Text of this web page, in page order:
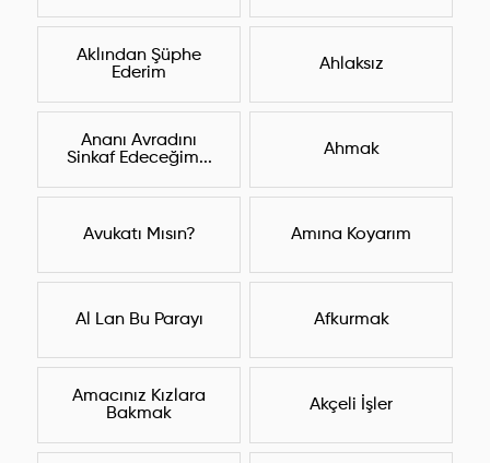
Aklından Şüphe
Ederim
Ahlaksız
Ananı Avradını
Sinkaf Edeceğim...
Ahmak
Avukatı Mısın? Amına Koyarım
Al Lan Bu Parayı Afkurmak
Amacınız Kızlara
Bakmak
Akçeli İşler